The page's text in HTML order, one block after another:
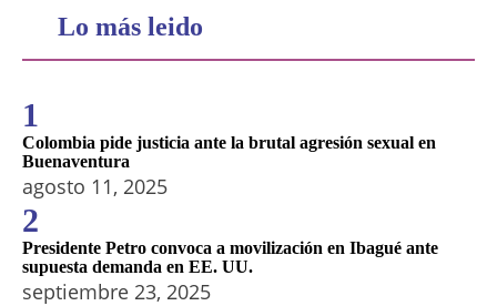
Lo más leido
1
Colombia pide justicia ante la brutal agresión sexual en
Buenaventura
agosto 11, 2025
2
Presidente Petro convoca a movilización en Ibagué ante
supuesta demanda en EE. UU.
septiembre 23, 2025